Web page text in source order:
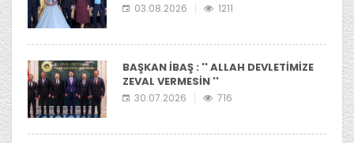
03.08.2026 1211
BAŞKAN İBAŞ : '' ALLAH DEVLETİMİZE
ZEVAL VERMESİN ''
30.07.2026 716